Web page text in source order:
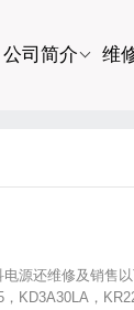
公司简介 维
源还维修及销售
KD3A30LA，